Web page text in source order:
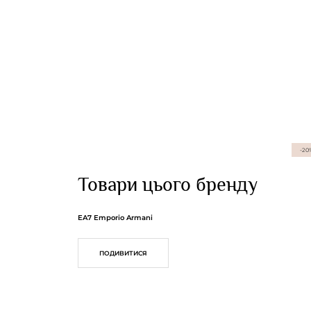
Товари цього бренду
EA7 Emporio Armani
ПОДИВИТИСЯ
-